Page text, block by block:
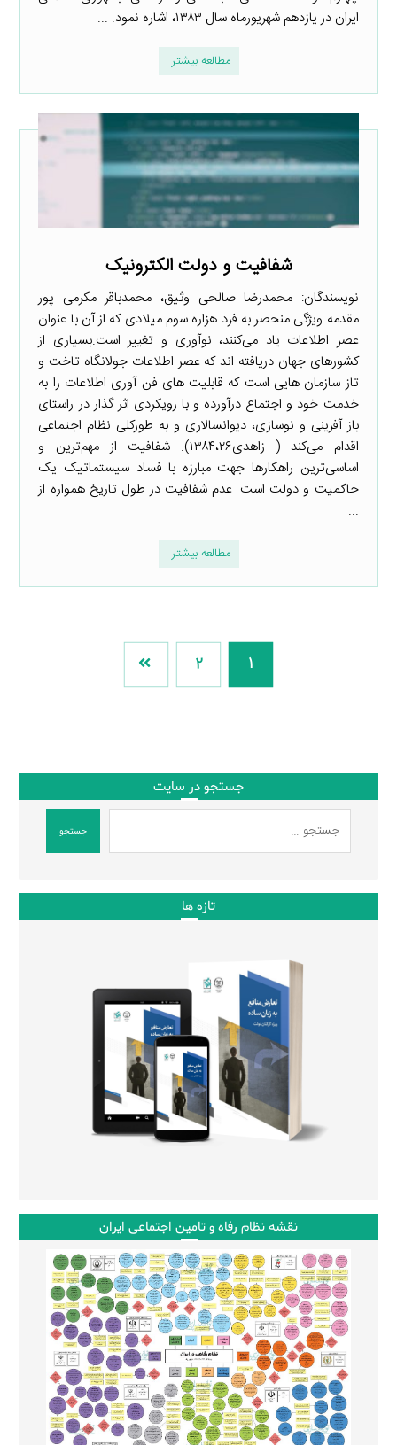
ایران در یازدهم شهریورماه سال ۱۳۸۳، اشاره نمود. ...
مطالعه بیشتر
شفافیت و دولت الکترونیک
نویسندگان: محمدرضا صالحی وثیق، محمدباقر مکرمی پور
مقدمه ویژگی منحصر به فرد هزاره سوم میلادی که از آن با عنوان
عصر اطلاعات یاد می‌کنند، نوآوری و تغییر است.بسیاری از
کشورهای جهان دریافته اند که عصر اطلاعات جولانگاه تاخت و
تاز سازمان هایی است که قابلیت های فن آوری اطلاعات را به
خدمت خود و اجتماع درآورده و با رویکردی اثر گذار در راستای
باز آفرینی و نوسازی، دیوانسالاری و به طورکلی نظام اجتماعی
اقدام می‌کند ( زاهدی۱۳۸۴،۲۶). شفافیت از مهم‌ترین و
اساسی‌ترین راهکارها جهت مبارزه با فساد سیستماتیک یک
حاکمیت و دولت است. عدم شفافیت در طول تاریخ همواره از
...
مطالعه بیشتر
1
2
جستجو در سایت
جستجو
تازه ها
نقشه نظام رفاه و تامین اجتماعی ایران